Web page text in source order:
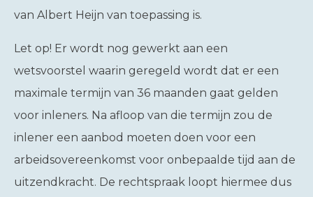
van Albert Heijn van toepassing is.
Let op! Er wordt nog gewerkt aan een
wetsvoorstel waarin geregeld wordt dat er een
maximale termijn van 36 maanden gaat gelden
voor inleners. Na afloop van die termijn zou de
inlener een aanbod moeten doen voor een
arbeidsovereenkomst voor onbepaalde tijd aan de
uitzendkracht. De rechtspraak loopt hiermee dus